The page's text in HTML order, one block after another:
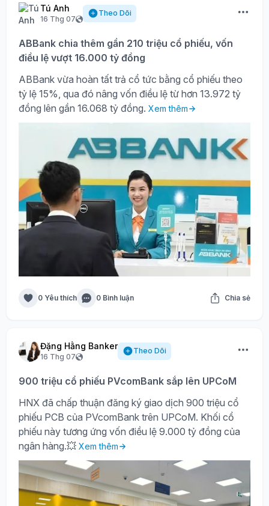
Tú Anh
16 Thg 07
Theo Dõi
ABBank chia thêm gần 210 triệu cổ phiếu, vốn
điều lệ vượt 16.000 tỷ đồng
ABBank vừa hoàn tất trả cổ tức bằng cổ phiếu theo
tỷ lệ 15%, qua đó nâng vốn điều lệ từ hơn 13.972 tỷ
đồng lên gần 16.068 tỷ đồng. Xem thêm
0 Yêu thích 0 Bình luận Chia sẻ
Đặng Hằng Banker
16 Thg 07
Theo Dõi
900 triệu cổ phiếu PVcomBank sắp lên UPCoM
HNX đã chấp thuận đăng ký giao dịch 900 triệu cổ
phiếu PCB của PVcomBank trên UPCoM. Khối cổ
phiếu này tương ứng vốn điều lệ 9.000 tỷ đồng của
ngân hàng.💥 Xem thêm